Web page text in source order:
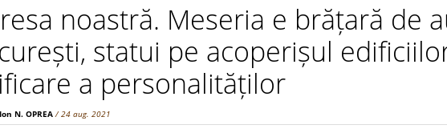
noastră. Meseria e brățară de
statui pe acoperișul
a personalităților
Ion N. OPREA / 24 aug. 2021